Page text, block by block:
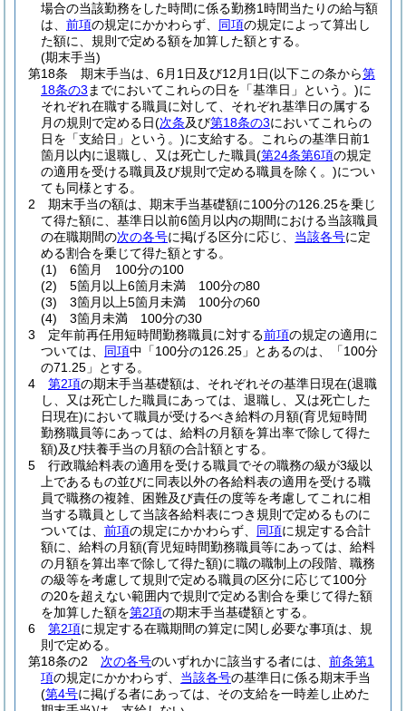
場合の当該勤務をした時間に係る勤務1時間当たりの給与額
は、 前項の規定にかかわらず、 同項の規定によって算出し
た額に、規則で定める額を加算した額とする。
(期末手当)
第18条
期末手当は、6月1日及び12月1日(以下この条から第
18条の3 までにおいてこれらの日を「基準日」という。)に
それぞれ在職する職員に対して、それぞれ基準日の属する
月の規則で定める日(次条及び第18条の3においてこれらの
日を「支給日」という。)に支給する。
これらの基準日前1
箇月以内に退職し、又は死亡した職員(第24条第6項の規定
の適用を受ける職員及び規則で定める職員を除く。)につい
ても同様とする。
2
期末手当の額は、期末手当基礎額に100分の126.25を乗じ
て得た額に、基準日以前6箇月以内の期間における当該職員
の在職期間の次の各号に掲げる区分に応じ、 当該各号に定
める割合を乗じて得た額とする。
(1)
6箇月 100分の100
(2)
5箇月以上6箇月未満 100分の80
(3)
3箇月以上5箇月未満 100分の60
(4)
3箇月未満 100分の30
3
定年前再任用短時間勤務職員に対する前項の規定の適用に
ついては、 同項中「100分の126.25」とあるのは、「100分
の71.25」とする。
4
第2項の期末手当基礎額は、それぞれその基準日現在(退職
し、又は死亡した職員にあっては、退職し、又は死亡した
日現在)において職員が受けるべき給料の月額(育児短時間
勤務職員等にあっては、給料の月額を算出率で除して得た
額)及び扶養手当の月額の合計額とする。
5
行政職給料表の適用を受ける職員でその職務の級が3級以
上であるもの並びに同表以外の各給料表の適用を受ける職
員で職務の複雑、困難及び責任の度等を考慮してこれに相
当する職員として当該各給料表につき規則で定めるものに
ついては、 前項の規定にかかわらず、 同項に規定する合計
額に、給料の月額(育児短時間勤務職員等にあっては、給料
の月額を算出率で除して得た額)に職の職制上の段階、職務
の級等を考慮して規則で定める職員の区分に応じて100分
の20を超えない範囲内で規則で定める割合を乗じて得た額
を加算した額を第2項の期末手当基礎額とする。
6
第2項に規定する在職期間の算定に関し必要な事項は、規
則で定める。
第18条の2
次の各号のいずれかに該当する者には、 前条第1
項の規定にかかわらず、 当該各号の基準日に係る期末手当
(第4号に掲げる者にあっては、その支給を一時差し止めた